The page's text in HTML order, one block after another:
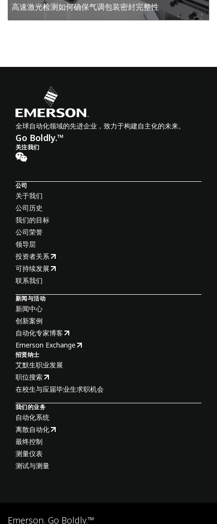
高速激光检测如何确保气调包装密封完整性​
全球自动化领域的先进企业，致力于构建自主化的未来。
Go Boldly.™
关注我们
公司
关于我们
公司历史
我们的目标
公司荣誉
领导层
投资者关系
可持续发展
联系我们
新闻与活动
新闻中心
创新案例
自动化专家博客
Emerson Exchange
招贤纳士
艾默生职业发展
职位搜索
在校生与应届毕业生求职机会
我们的业务
自动化系统
离散自动化
最终控制
测量仪表
测试与测量
Emerson. Go Boldly.™